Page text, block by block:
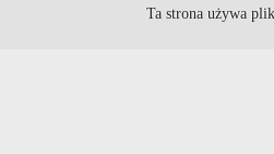
© Urząd
Ta strona używa